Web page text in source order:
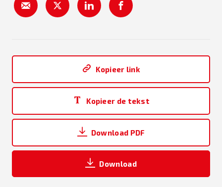
Kopieer link
Kopieer de tekst
Download PDF
Download